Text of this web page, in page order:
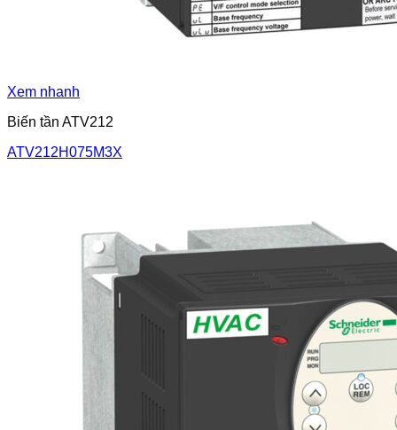
Xem nhanh
Biến tần ATV212
ATV212H075M3X